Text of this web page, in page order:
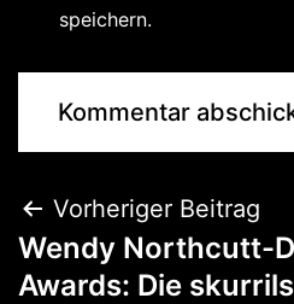
speichern.
Vorheriger Beitrag
Wendy Northcutt-
Awards: Die